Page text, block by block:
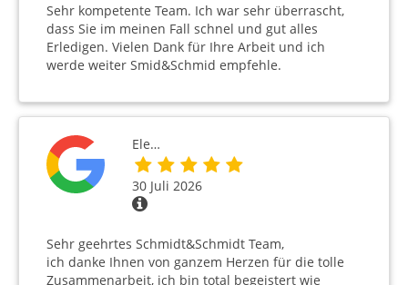
Sehr kompetente Team. Ich war sehr überrascht,
dass Sie im meinen Fall schnel und gut alles
Erledigen. Vielen Dank für Ihre Arbeit und ich
werde weiter Smid&Schmid empfehle.
Ele…
30 Juli 2026
Sehr geehrtes Schmidt&Schmidt Team,
ich danke Ihnen von ganzem Herzen für die tolle
Zusammenarbeit, ich bin total begeistert wie